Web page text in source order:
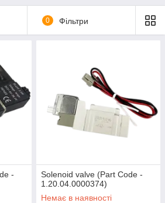
0 Фільтри
-
Solenoid valve (Part Code -
1.20.04.0000374)
Немає в наявності